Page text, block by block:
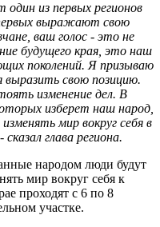
из первых регионов
выражают свою
ваш голос - это не
будущего края, это наш
поколений. Я призываю
выразить свою позицию.
изменение дел. В
изберет наш народ,
мир вокруг себя в
глава региона.
народом люди будут
мир вокруг себя к
проходят с 6 по 8
участке.